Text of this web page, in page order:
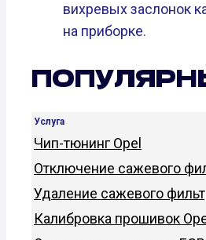
вихревых заслонок
на приборке.
Услуга
Чип-тюнинг Opel
Отключение сажевого
Удаление сажевого
Калибровка прошивок